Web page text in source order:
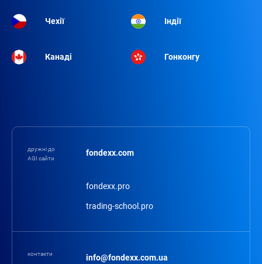
Чехії Індії
Канаді Гонконгу
дружні до
AGI сайти
fondexx.com
fondexx.pro
trading-school.pro
контакти info@fondexx.com.ua